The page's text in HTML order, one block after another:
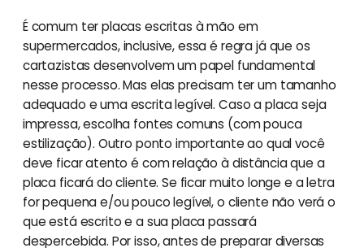
É comum ter placas escritas à mão em
supermercados, inclusive, essa é regra já que os
cartazistas desenvolvem um papel fundamental
nesse processo. Mas elas precisam ter um tamanho
adequado e uma escrita legível. Caso a placa seja
impressa, escolha fontes comuns (com pouca
estilização). Outro ponto importante ao qual você
deve ficar atento é com relação à distância que a
placa ficará do cliente. Se ficar muito longe e a letra
for pequena e/ou pouco legível, o cliente não verá o
que está escrito e a sua placa passará
despercebida. Por isso, antes de preparar diversas